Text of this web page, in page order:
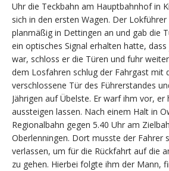
Uhr die Teckbahn am Hauptbahnhof in
sich in den ersten Wagen. Der
planmäßig in Dettingen an und gab die
ein optisches Signal erhalten hatte,
war, schloss er die Türen und fuhr
dem Losfahren schlug der Fahrgast mit
verschlossene Tür des Führerstandes
Jährigen auf Übelste. Er warf ihm vor,
aussteigen lassen. Nach einem Halt in
Regionalbahn gegen 5.40 Uhr am
Oberlenningen. Dort musste der Fahrer
verlassen, um für die Rückfahrt auf die
zu gehen. Hierbei folgte ihm der Mann,